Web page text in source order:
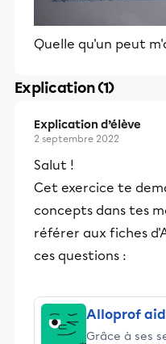
Quelle qu'un peut
Explication (1)
Explication d’élève
2 septembre 2022
Salut !
Cet exercice te
concepts dans tes
référer aux fiches
ces questions :
Alloprof
Grâce à ses